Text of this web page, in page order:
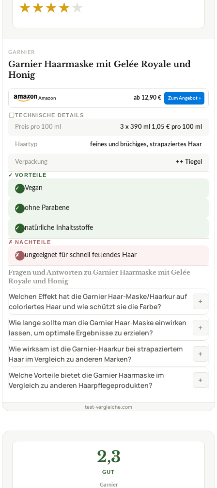
★★★★★
GARNIER
Garnier Haarmaske mit Gelée Royale und
Honig
Amazon ab 12,90 € Zum Angebot »
TECHNISCHE DETAILS
Preis pro 100 ml 3 x 390 ml 1,05 € pro 100 ml
Haartyp feines und brüchiges, strapaziertes Haar
Verpackung ++ Tiegel
✓ VORTEILE
✓ Vegan
✓ ohne Parabene
✓ natürliche Inhaltsstoffe
✗ NACHTEILE
✗ ungeeignet für schnell fettendes Haar
Fragen und Antworten zu Garnier Haarmaske mit Gelée
Royale und Honig
Welchen Effekt hat die Garnier Haar-Maske/Haarkur auf
coloriertes Haar und wie schützt sie die Farbe?
+
Wie lange sollte man die Garnier Haar-Maske einwirken
lassen, um optimale Ergebnisse zu erzielen?
+
Wie wirksam ist die Garnier-Haarkur bei strapaziertem
Haar im Vergleich zu anderen Marken?
+
Welche Vorteile bietet die Garnier Haarmaske im
Vergleich zu anderen Haarpflegeprodukten?
+
test-vergleiche.com
2,3
GUT
Garnier